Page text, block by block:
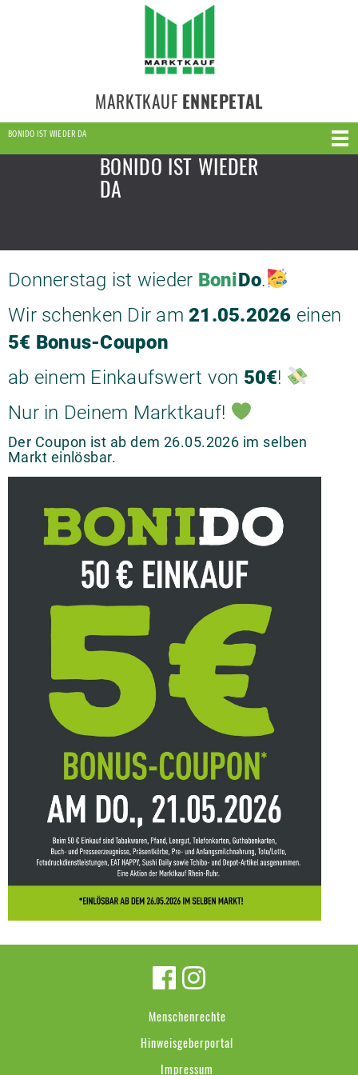
MARKTKAUF ENNEPETAL
BONIDO IST WIEDER DA
BONIDO IST WIEDER
DA
Donnerstag ist wieder BoniDo.
Wir schenken Dir am 21.05.2026 einen
5€ Bonus-Coupon
ab einem Einkaufswert von 50€!
Nur in Deinem Marktkauf!
Der Coupon ist ab dem 26.05.2026 im selben
Markt einlösbar.
Menschenrechte
Hinweisgeberportal
Impressum